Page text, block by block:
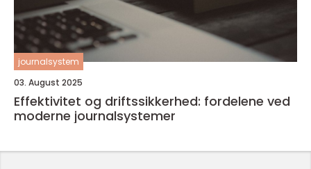
journalsystem
03. August 2025
Effektivitet og driftssikkerhed: fordelene ved
moderne journalsystemer